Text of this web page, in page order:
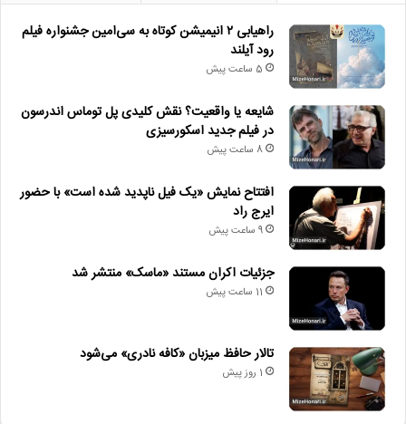
راهیابی ۲ انیمیشن کوتاه به سی‌امین جشنواره فیلم
رود آیلند
5 ساعت پیش
شایعه یا واقعیت؟ نقش کلیدی پل توماس اندرسون
در فیلم جدید اسکورسیزی
8 ساعت پیش
افتتاح نمایش «یک فیل ناپدید شده است» با حضور
ایرج راد
9 ساعت پیش
جزئیات اکران مستند «ماسک» منتشر شد
11 ساعت پیش
تالار حافظ میزبان «کافه نادری» می‌شود
1 روز پیش